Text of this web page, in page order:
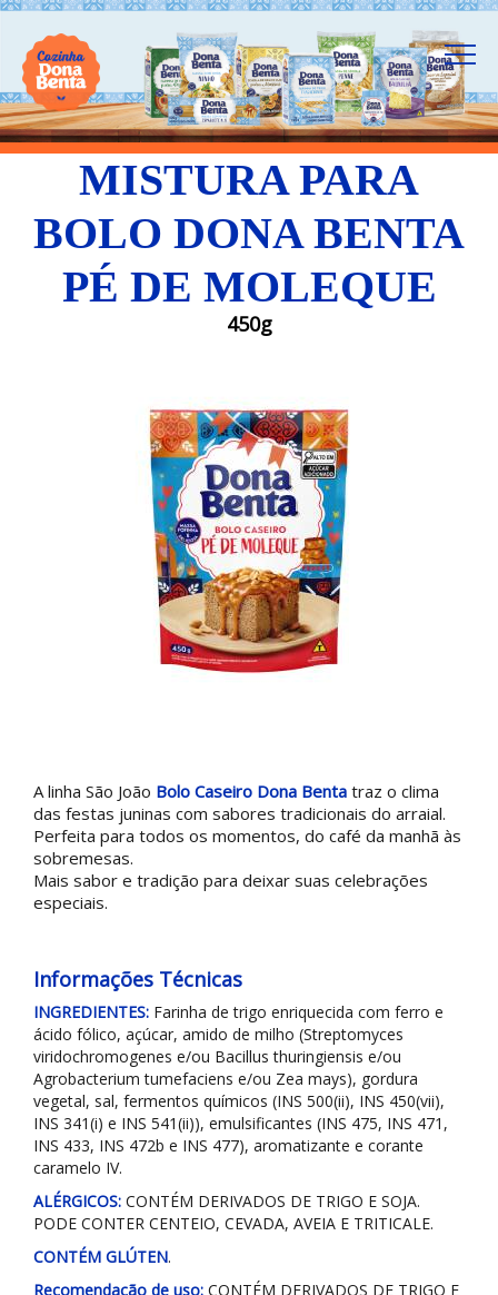
MISTURA PARA
BOLO DONA BENTA
PÉ DE MOLEQUE
450g
A linha São João Bolo Caseiro Dona Benta traz o clima
das festas juninas com sabores tradicionais do arraial.
Perfeita para todos os momentos, do café da manhã às
sobremesas.
Mais sabor e tradição para deixar suas celebrações
especiais.
Informações Técnicas
INGREDIENTES: Farinha de trigo enriquecida com ferro e
ácido fólico, açúcar, amido de milho (Streptomyces
viridochromogenes e/ou Bacillus thuringiensis e/ou
Agrobacterium tumefaciens e/ou Zea mays), gordura
vegetal, sal, fermentos químicos (INS 500(ii), INS 450(vii),
INS 341(i) e INS 541(ii)), emulsificantes (INS 475, INS 471,
INS 433, INS 472b e INS 477), aromatizante e corante
caramelo IV.
ALÉRGICOS: CONTÉM DERIVADOS DE TRIGO E SOJA.
PODE CONTER CENTEIO, CEVADA, AVEIA E TRITICALE.
CONTÉM GLÚTEN.
Recomendação de uso: CONTÉM DERIVADOS DE TRIGO E